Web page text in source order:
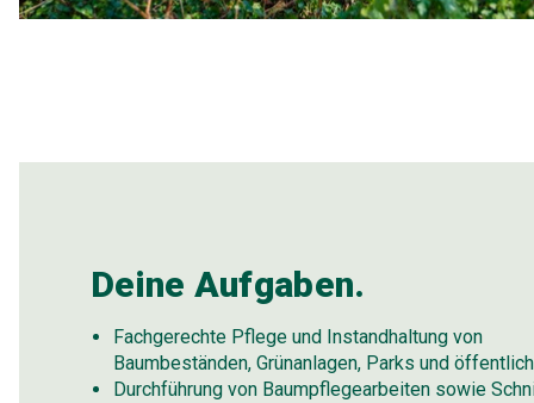
Deine Aufgaben.
Fachgerechte Pflege und Instandhaltung von
Baumbeständen, Grünanlagen, Parks und
Durchführung von Baumpflegearbeiten sowie